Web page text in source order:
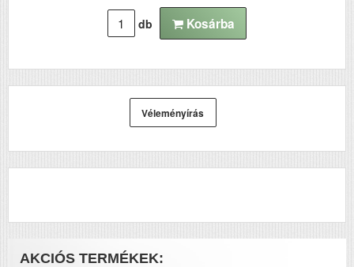
db Kosárba
Véleményírás
AKCIÓS TERMÉKEK: